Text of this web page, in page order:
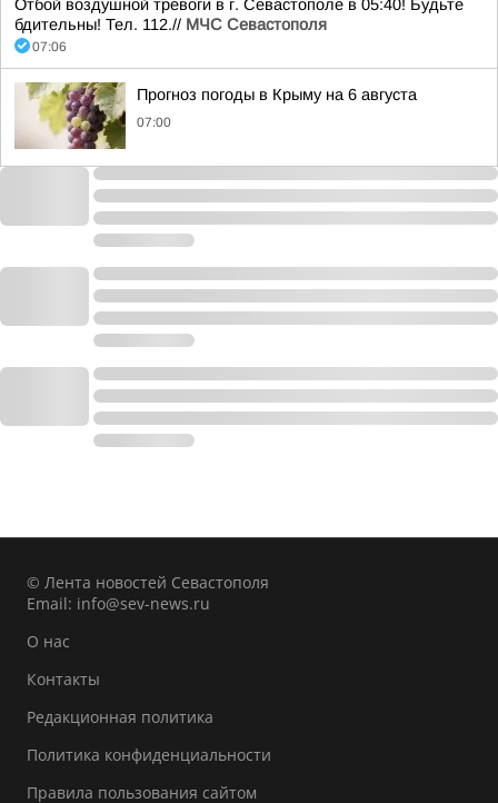
Отбой воздушной тревоги в г. Севастополе в 05:40! Будьте
бдительны! Тел. 112.// МЧС Севастополя
07:06
Прогноз погоды в Крыму на 6 августа
07:00
© Лента новостей Севастополя
Email: info@sev-news.ru
О нас
Контакты
Редакционная политика
Политика конфиденциальности
Правила пользования сайтом